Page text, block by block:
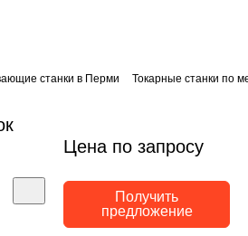
станки в Перми Токарные станки по
Цена по запросу
Получить
предложение